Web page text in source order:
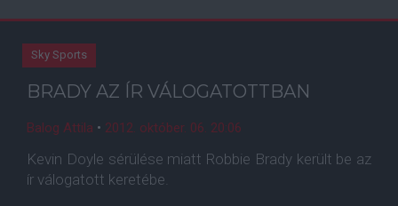
Sky Sports
BRADY AZ ÍR VÁLOGATOTTBAN
Balog Attila • 2012. október. 06. 20:06
Kevin Doyle sérülése miatt Robbie Brady került be az
ír válogatott keretébe.